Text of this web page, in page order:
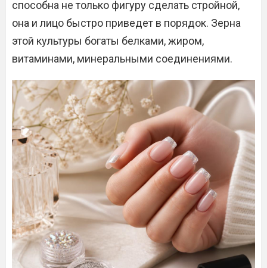
способна не только фигуру сделать стройной,
она и лицо быстро приведет в порядок. Зерна
этой культуры богаты белками, жиром,
витаминами, минеральными соединениями.